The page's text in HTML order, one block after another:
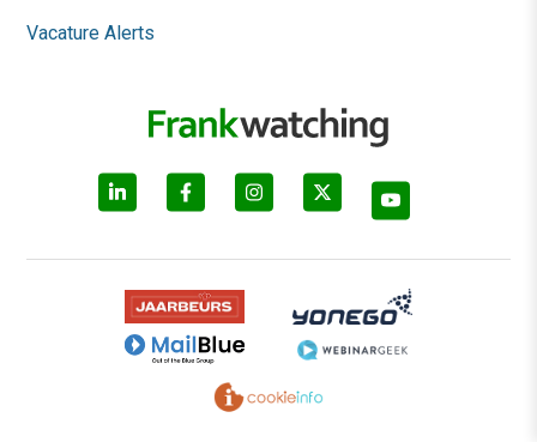
Vacature Alerts